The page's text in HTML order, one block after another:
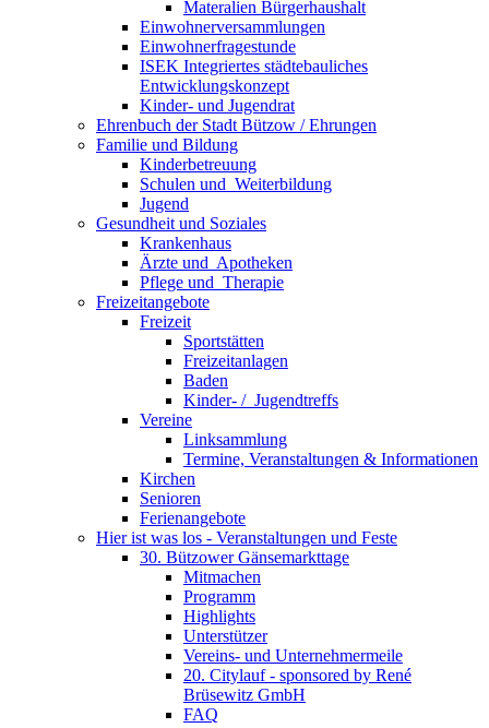
Materalien Bürgerhaushalt
Einwohnerversammlungen
Einwohnerfragestunde
ISEK Integriertes städtebauliches
Entwicklungskonzept
Kinder- und Jugendrat
Ehrenbuch der Stadt Bützow / Ehrungen
Familie und Bildung
Kinderbetreuung
Schulen und ­ Weiterbildung
Jugend
Gesundheit und Soziales
Krankenhaus
Ärzte und ­ Apotheken
Pflege und ­ Therapie
Freizeit­angebote
Freizeit
Sportstätten
Freizeitanlagen
Baden
Kinder- / ­ Jugendtreffs
Vereine
Linksammlung
Termine, Veranstaltungen & Informationen
Kirchen
Senioren
Ferienangebote
Hier ist was los - Veranstaltungen und Feste
30. Bützower Gänsemarkttage
Mitmachen
Programm
Highlights
Unterstützer
Vereins- und Unternehmermeile
20. Citylauf - sponsored by René
Brüsewitz GmbH
FAQ